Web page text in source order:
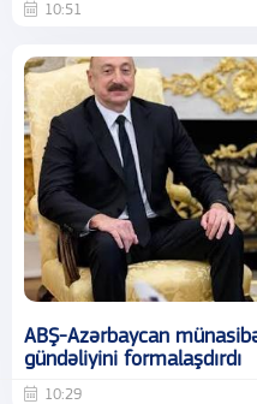
10:51
ABŞ-Azərbaycan
gündəliyini formalaşdırdı
10:29